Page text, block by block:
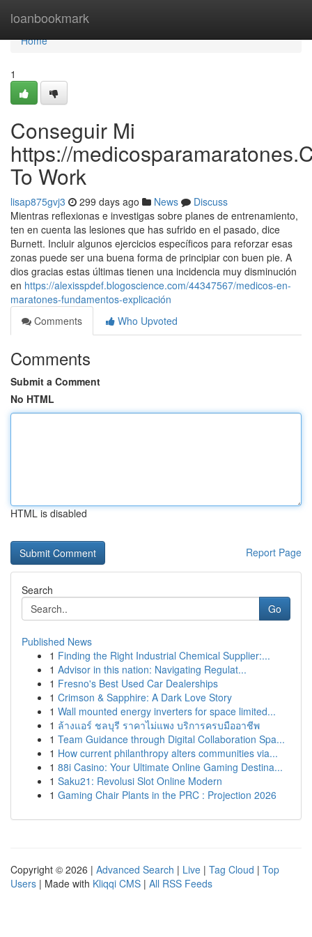
loanbookmark
Home
Home
1
Conseguir Mi
https://
To Work
lisap875gvj3 299 days ago News
Discuss
Mientras reflexionas e investigas sobre planes de entrenamiento,
ten en cuenta las lesiones que has sufrido en el pasado, dice
Burnett. Incluir algunos ejercicios específicos para reforzar esas
zonas puede ser una buena forma de principiar con buen pie. A
dios gracias estas últimas tienen una incidencia muy disminución
en https://alexisspdef.blogoscience.com/44347567/medicos-en-
maratones-fundamentos-explicación
Comments
Who Upvoted
Comments
Submit a Comment
No HTML
HTML is disabled
Report Page
Search
Go
Published News
1 Finding the Right Industrial Chemical Supplier:...
1 Advisor in this nation: Navigating Regulat...
1 Fresno's Best Used Car Dealerships
1 Crimson & Sapphire: A Dark Love Story
1 Wall mounted energy inverters for space limited...
1 ล้างแอร์ ชลบุรี ราคาไม่แพง บริการครบมืออาชีพ
1 Team Guidance through Digital Collaboration Spa...
1 How current philanthropy alters communities via...
1 88i Casino: Your Ultimate Online Gaming Destina...
1 Saku21: Revolusi Slot Online Modern
1 Gaming Chair Plants in the PRC : Projection 2026
Copyright © 2026 | Advanced Search | Live | Tag Cloud | Top
Users | Made with Kliqqi CMS | All RSS Feeds